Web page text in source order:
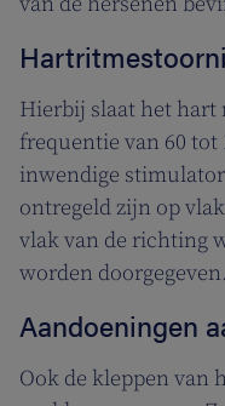
Hierbij slaat het hart
frequentie van 60 tot
inwendige
ontregeld zijn op
vlak van de richting
worden doorgegeven.
Aandoeningen
Ook de kleppen van